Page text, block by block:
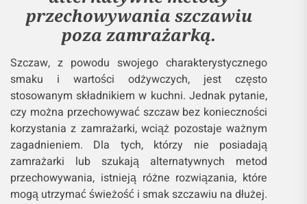
przechowywania szczawiu
poza zamrażarką.
Szczaw, z powodu swojego charakterystycznego
smaku i wartości odżywczych, jest często
stosowanym składnikiem w kuchni. Jednak pytanie,
czy można przechowywać szczaw bez konieczności
korzystania z zamrażarki, wciąż pozostaje ważnym
zagadnieniem. Dla tych, którzy nie posiadają
zamrażarki lub szukają alternatywnych metod
przechowywania, istnieją różne rozwiązania, które
mogą utrzymać świeżość i smak szczawiu na dłużej.